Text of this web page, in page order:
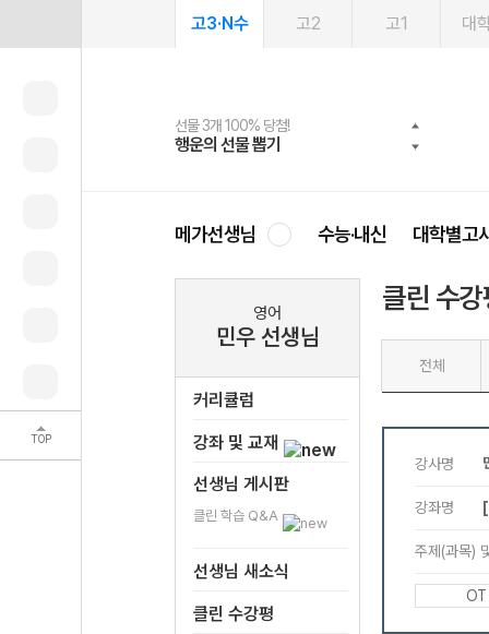
TOP
고3·N수 고2 고1 대
선물 3개 100% 당첨!
행운의 선물 뽑기
선물 100% 증정!
메가스터디 X 올리브
2027 러셀 단과
강사 공개선발
스마트러닝앱
설문 EVENT
메가패스
3일 무료 체험권
메가패스 수강생 무료혜택!
메가클럽 멤버십
사회공헌 캠페인
희망이룸 메가나눔
메가선생님 수능·내신 대학별고
영어
민우 선생님
커리큘럼
강좌 및 교재
선생님 게시판
클린 학습 Q&A
선생님 새소식
클린 수강평
클린 수강
전체